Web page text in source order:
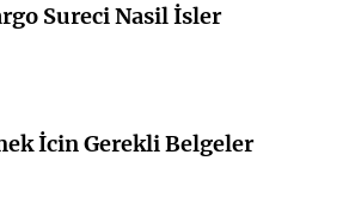
Sureci Nasil İsler
İcin Gerekli Belgeler